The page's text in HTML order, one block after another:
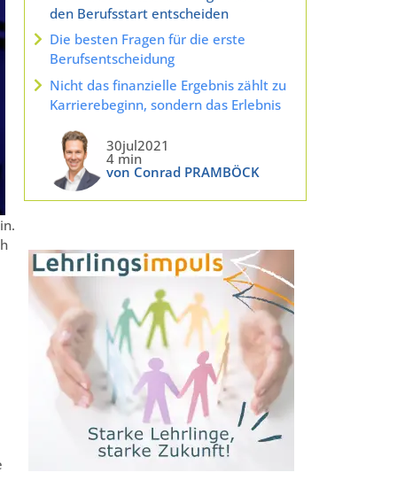
den Berufsstart entscheiden
Die besten Fragen für die erste
Berufsentscheidung
Nicht das finanzielle Ergebnis zählt zu
Karrierebeginn, sondern das Erlebnis
30jul2021
4 min
von Conrad PRAMBÖCK